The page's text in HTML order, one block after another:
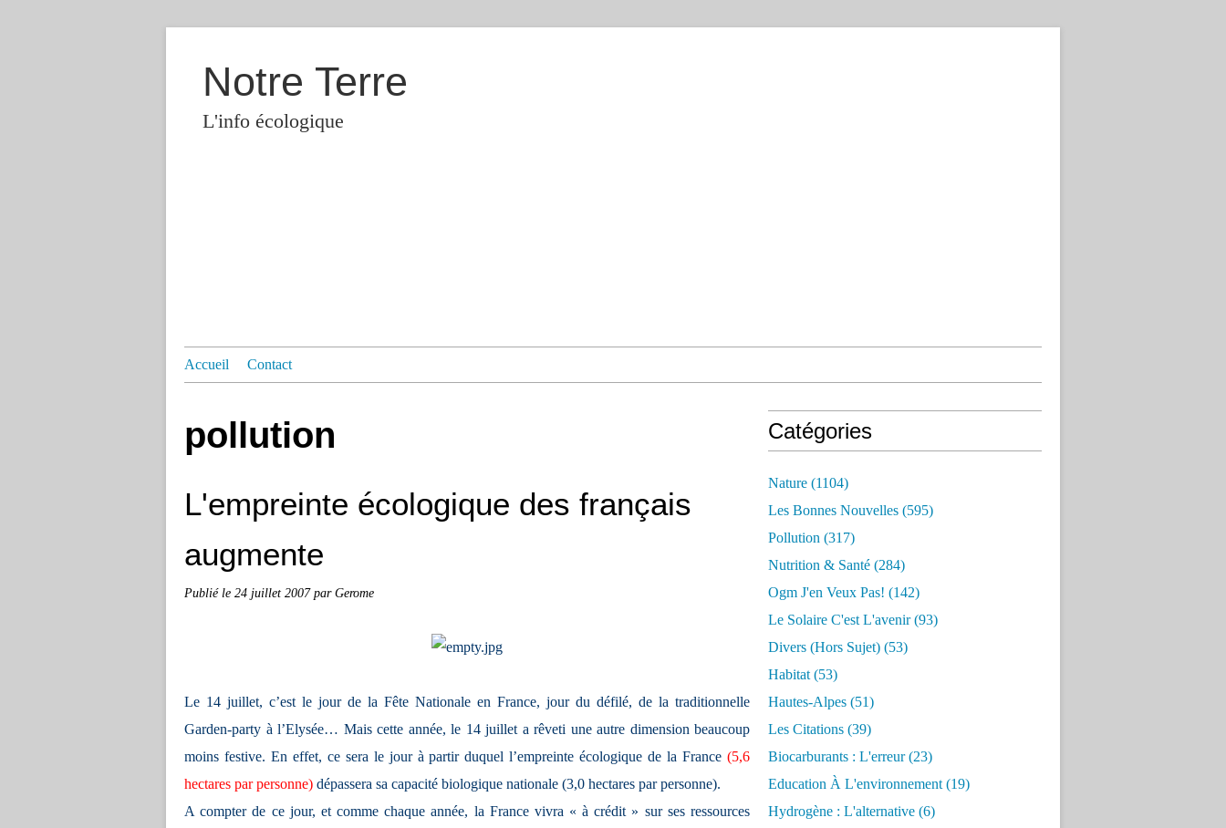
Notre Terre
L'info écologique
Accueil Contact
pollution
L'empreinte écologique des français
augmente
Publié le 24 juillet 2007par Gerome
Le 14 juillet, c’est le jour de la Fête Nationale en France, jour du défilé, de la traditionnelle
Garden-party à l’Elysée… Mais cette année, le 14 juillet a rêveti une autre dimension beaucoup
moins festive. En effet, ce sera le jour à partir duquel l’empreinte écologique de la France (5,6
hectares par personne) dépassera sa capacité biologique nationale (3,0 hectares par personne).
A compter de ce jour, et comme chaque année, la France vivra « à crédit » sur ses ressources
Catégories
Nature (1104)
Les Bonnes Nouvelles (595)
Pollution (317)
Nutrition & Santé (284)
Ogm J'en Veux Pas! (142)
Le Solaire C'est L'avenir(93)
Divers (hors Sujet) (53)
Habitat (53)
Hautes-Alpes (51)
Les Citations (39)
Biocarburants : L'erreur(23)
Education À L'environnement (19)
Hydrogène : L'alternative (6)